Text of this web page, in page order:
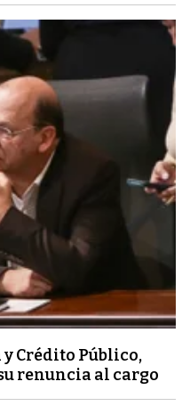
Crédito Público,
renuncia al cargo